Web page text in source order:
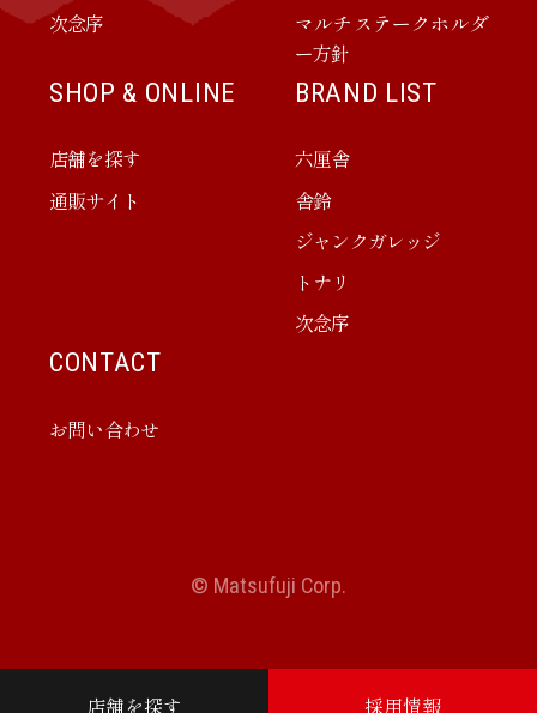
店舗を探す 採用情報
次念序
マルチステークホルダ
ー方針
SHOP & ONLINE
店舗を探す
通販サイト
BRAND LIST
六厘舎
舎鈴
ジャンクガレッジ
トナリ
次念序
CONTACT
お問い合わせ
© Matsufuji Corp.